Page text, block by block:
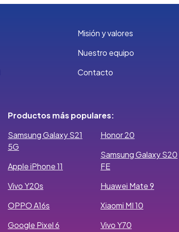
Misión y valores
Nuestro equipo
Contacto
Productos más populares:
Samsung Galaxy S21
5G
Apple iPhone 11
Vivo Y20s
OPPO A16s
Google Pixel 6
Honor 20
Samsung Galaxy S20
FE
Huawei Mate 9
Xiaomi MI 10
Vivo Y70